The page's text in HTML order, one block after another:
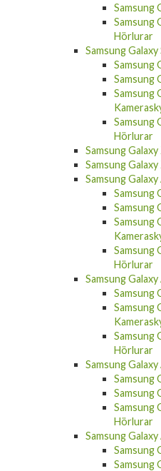
Samsung
Samsung
Hörlurar
Samsung
Samsung
Samsung
Samsung
Samsung
Hörlurar
Samsung Galaxy
Samsung
Samsung
Samsung
Samsung
Samsung
Samsung
Hörlurar
Samsung
Samsung
Samsung
Samsung
Hörlurar
Samsung
Samsung
Samsung
Samsung
Hörlurar
Samsung
Samsung
Samsung